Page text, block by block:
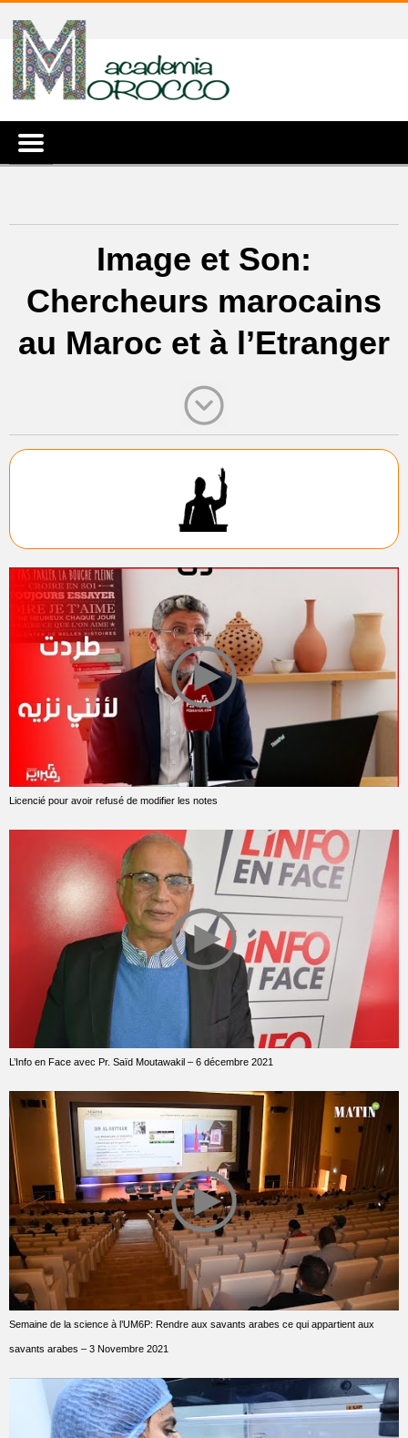
Image et Son:
Chercheurs marocains
au Maroc et à l’Etranger
Licencié pour avoir refusé de modifier les notes
L’Info en Face avec Pr. Saïd Moutawakil – 6 décembre 2021
Semaine de la science à l’UM6P: Rendre aux savants arabes ce qui appartient aux
savants arabes – 3 Novembre 2021